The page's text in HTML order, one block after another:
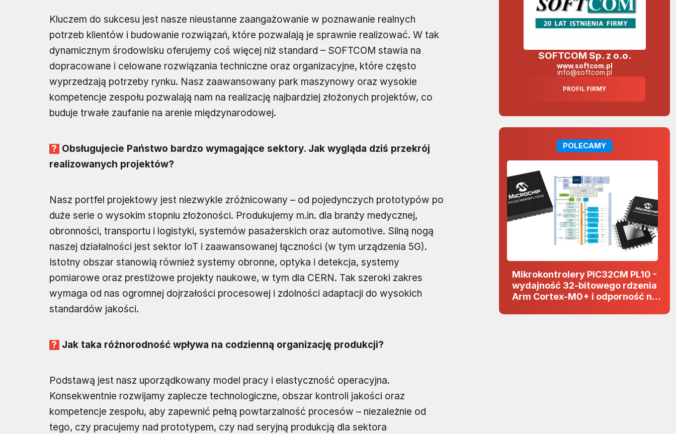
Kluczem do sukcesu jest nasze nieustanne zaangażowanie w poznawanie realnych
potrzeb klientów i budowanie rozwiązań, które pozwalają je sprawnie realizować. W tak
dynamicznym środowisku oferujemy coś więcej niż standard – SOFTCOM stawia na
dopracowane i celowane rozwiązania techniczne oraz organizacyjne, które często
wyprzedzają potrzeby rynku. Nasz zaawansowany park maszynowy oraz wysokie
kompetencje zespołu pozwalają nam na realizację najbardziej złożonych projektów, co
buduje trwałe zaufanie na arenie międzynarodowej.
Obsługujecie Państwo bardzo wymagające sektory. Jak wygląda dziś przekrój
realizowanych projektów?
Nasz portfel projektowy jest niezwykle zróżnicowany – od pojedynczych prototypów po
duże serie o wysokim stopniu złożoności. Produkujemy m.in. dla branży medycznej,
obronności, transportu i logistyki, systemów pasażerskich oraz automotive. Silną nogą
naszej działalności jest sektor IoT i zaawansowanej łączności (w tym urządzenia 5G).
Istotny obszar stanowią również systemy obronne, optyka i detekcja, systemy
pomiarowe oraz prestiżowe projekty naukowe, w tym dla CERN. Tak szeroki zakres
wymaga od nas ogromnej dojrzałości procesowej i zdolności adaptacji do wysokich
standardów jakości.
Jak taka różnorodność wpływa na codzienną organizację produkcji?
Podstawą jest nasz uporządkowany model pracy i elastyczność operacyjna.
Konsekwentnie rozwijamy zaplecze technologiczne, obszar kontroli jakości oraz
kompetencje zespołu, aby zapewnić pełną powtarzalność procesów – niezależnie od
tego, czy pracujemy nad prototypem, czy nad seryjną produkcją dla sektora
SOFTCOM Sp. z o.o.
www.softcom.pl
info@softcom.pl
PROFIL FIRMY
POLECAMY
Mikrokontrolery PIC32CM PL10 -
wydajność 32-bitowego rdzenia
Arm Cortex-M0+ i odporność na